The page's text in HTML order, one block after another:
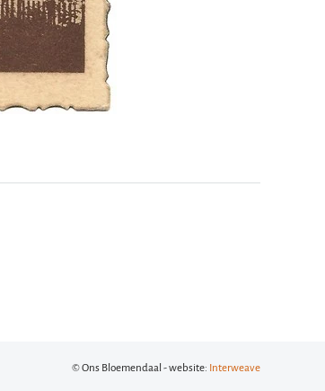
© Ons Bloemendaal - website: Interweave